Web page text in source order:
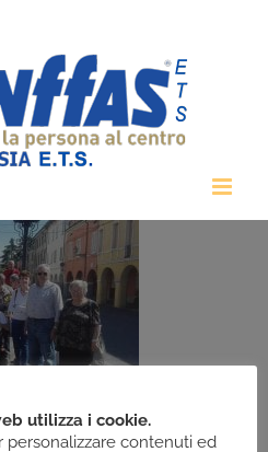
utilizza i cookie.
personalizzare contenuti ed